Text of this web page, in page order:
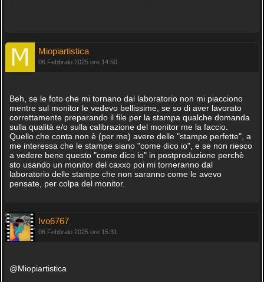
Miopiartistica
06 Febbraio 2025 ore 14:50
Beh, se le foto che mi tornano dal laboratorio non mi piacciono
mentre sul monitor le vedevo bellissime, se so di aver lavorato
correttamente preparando il file per la stampa qualche domanda
sulla qualità e/o sulla calibrazione del monitor me la faccio.
Quello che conta non è (per me) avere delle "stampe perfette", a
me interessa che le stampe siano "come dico io", e se non riesco
a vedere bene questo "come dico io" in postproduzione perchè
sto usando un monitor del caxxo poi mi torneranno dal
laboratorio delle stampe che non saranno come le avevo
pensate, per colpa del monitor.
Ivo6767
06 Febbraio 2025 ore 15:31
@Miopiartistica